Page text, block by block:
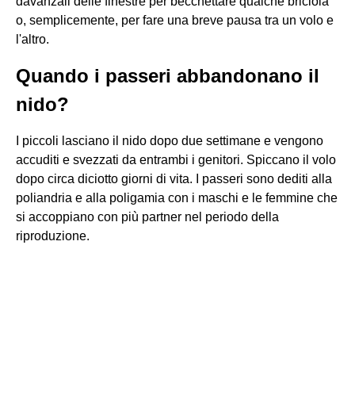
o, semplicemente, per fare una breve pausa tra un volo e
l'altro.
Quando i passeri abbandonano il
nido?
I piccoli lasciano il nido dopo due settimane e vengono
accuditi e svezzati da entrambi i genitori. Spiccano il volo
dopo circa diciotto giorni di vita. I passeri sono dediti alla
poliandria e alla poligamia con i maschi e le femmine che
si accoppiano con più partner nel periodo della
riproduzione.